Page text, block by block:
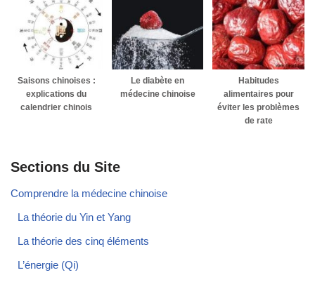
Saisons chinoises :
explications du
calendrier chinois
Le diabète en
médecine chinoise
Habitudes
alimentaires pour
éviter les problèmes
de rate
Sections du Site
Comprendre la médecine chinoise
La théorie du Yin et Yang
La théorie des cinq éléments
L’énergie (Qi)